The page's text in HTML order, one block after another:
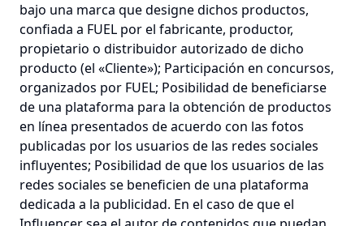
bajo una marca que designe dichos productos,
confiada a FUEL por el fabricante, productor,
propietario o distribuidor autorizado de dicho
producto (el «Cliente»); Participación en concursos,
organizados por FUEL; Posibilidad de beneficiarse
de una plataforma para la obtención de productos
en línea presentados de acuerdo con las fotos
publicadas por los usuarios de las redes sociales
influyentes; Posibilidad de que los usuarios de las
redes sociales se beneficien de una plataforma
dedicada a la publicidad. En el caso de que el